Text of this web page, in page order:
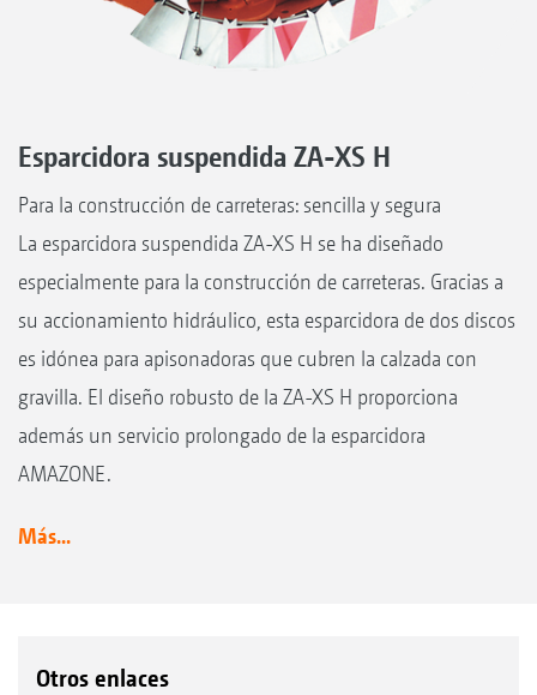
Esparcidora suspendida ZA-XS H
Para la construcción de carreteras: sencilla y segura
La esparcidora suspendida ZA-XS H se ha diseñado
especialmente para la construcción de carreteras. Gracias a
su accionamiento hidráulico, esta esparcidora de dos discos
es idónea para apisonadoras que cubren la calzada con
gravilla. El diseño robusto de la ZA-XS H proporciona
además un servicio prolongado de la esparcidora
AMAZONE.
Más...
Otros enlaces